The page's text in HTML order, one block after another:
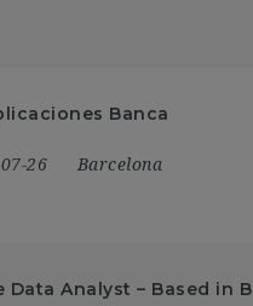
Banca
26 Barcelona
Data Analyst – Based in